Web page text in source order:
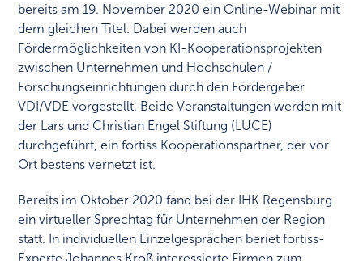
bereits am 19. November 2020 ein Online-Webinar mit
dem gleichen Titel. Dabei werden auch
Fördermöglichkeiten von KI-Kooperationsprojekten
zwischen Unternehmen und Hochschulen /
Forschungseinrichtungen durch den Fördergeber
VDI/VDE vorgestellt. Beide Veranstaltungen werden mit
der Lars und Christian Engel Stiftung (LUCE)
durchgeführt, ein fortiss Kooperationspartner, der vor
Ort bestens vernetzt ist.
Bereits im Oktober 2020 fand bei der IHK Regensburg
ein virtueller Sprechtag für Unternehmen der Region
statt. In individuellen Einzelgesprächen beriet fortiss-
Experte Johannes Kroß interessierte Firmen zum